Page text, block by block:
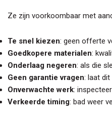
Ze zijn voorkoombaar met
Te snel kiezen: geen offerte
Goedkopere materialen:
Onderlaag negeren: als die
Geen garantie vragen: laat
Onverwachte werk:
Verkeerde timing: bad weer